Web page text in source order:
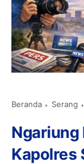
Beranda Serang
Ngariung
Kapolres